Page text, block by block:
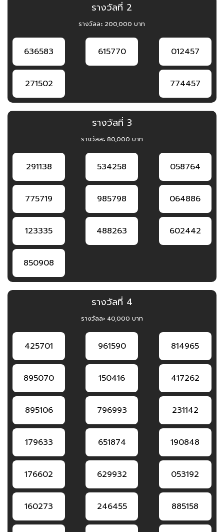
รางวัลที่ 2
รางวัลละ 200,000 บาท
636583 615770 012457
271502 774457
รางวัลที่ 3
รางวัลละ 80,000 บาท
291138 534258 058764
775719 985798 064886
123335 488263 602442
850908
รางวัลที่ 4
รางวัลละ 40,000 บาท
425701 961590 814965
895070 150416 417262
895106 796993 231142
179633 651874 190848
176602 629932 053192
160273 246455 885158